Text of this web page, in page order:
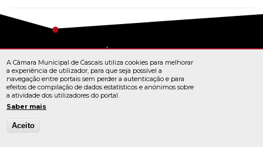
Todos os direitos reservados
TERMOS E CONDIÇÕES
© Cascais 2026
A Câmara Municipal de Cascais utiliza cookies para melhorar
a experiência de utilizador, para que seja possível a
navegação entre portais sem perder a autenticação e para
efeitos de compilação de dados estatísticos e anónimos sobre
a atividade dos utilizadores do portal.
Saber mais
Aceito